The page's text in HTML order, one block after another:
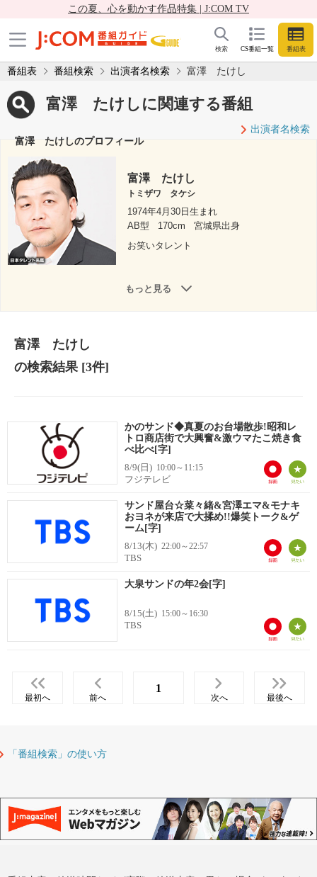
この夏、心を動かす作品特集 | J:COM TV
CS番組一覧 番組表
検索
番組表 番組検索 出演者名検索 富澤 たけし
富澤 たけしに関連する番組
出演者名検索
富澤 たけしのプロフィール
富澤 たけし
トミザワ タケシ
1974年4月30日生まれ
AB型
170cm
宮城県出身
お笑いタレント
もっと見る
富澤 たけし
の検索結果[3件]
かのサンド◆真夏のお台場散歩!昭和レ
トロ商店街で大興奮&激ウマたこ焼き食
べ比べ[字]
8/9(日) 10:00～11:15
フジテレビ
サンド屋台☆菜々緒&宮澤エマ&モナキ
おヨネが来店で大揉め!!爆笑トーク&ゲ
ーム[字]
8/13(木) 22:00～22:57
TBS
大泉サンドの年2会[字]
8/15(土) 15:00～16:30
TBS
最初へ 前へ
1
次へ 最後へ
「番組検索」の使い方